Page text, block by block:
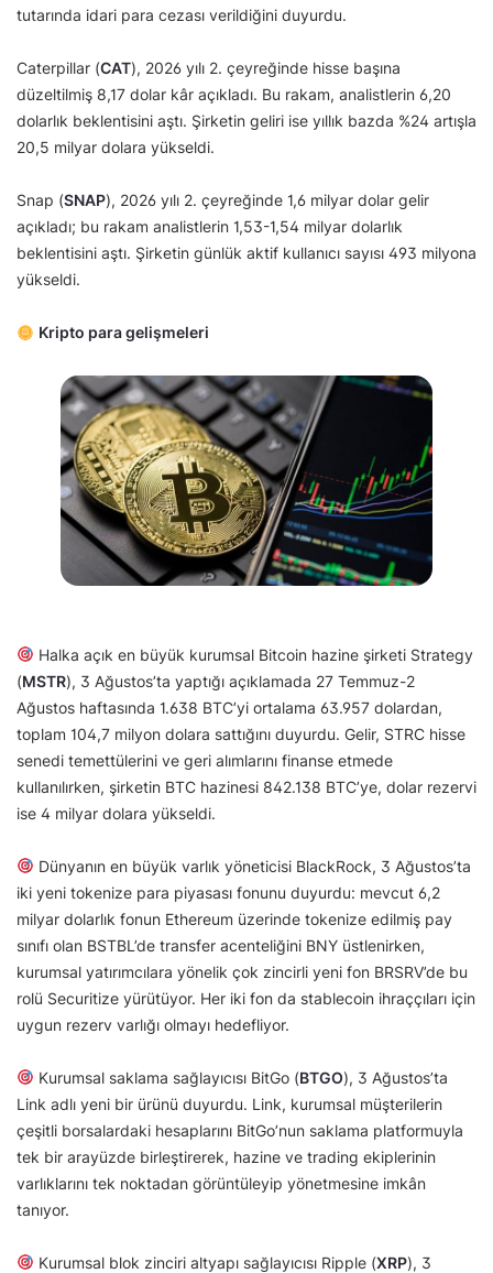
tutarında idari para cezası verildiğini duyurdu.
Caterpillar (CAT), 2026 yılı 2. çeyreğinde hisse başına
düzeltilmiş 8,17 dolar kâr açıkladı. Bu rakam, analistlerin 6,20
dolarlık beklentisini aştı. Şirketin geliri ise yıllık bazda %24 artışla
20,5 milyar dolara yükseldi.
Snap (SNAP), 2026 yılı 2. çeyreğinde 1,6 milyar dolar gelir
açıkladı; bu rakam analistlerin 1,53-1,54 milyar dolarlık
beklentisini aştı. Şirketin günlük aktif kullanıcı sayısı 493 milyona
yükseldi.
Kripto para gelişmeleri
Halka açık en büyük kurumsal Bitcoin hazine şirketi Strategy
(MSTR), 3 Ağustos’ta yaptığı açıklamada 27 Temmuz-2
Ağustos haftasında 1.638 BTC’yi ortalama 63.957 dolardan,
toplam 104,7 milyon dolara sattığını duyurdu. Gelir, STRC hisse
senedi temettülerini ve geri alımlarını finanse etmede
kullanılırken, şirketin BTC hazinesi 842.138 BTC’ye, dolar rezervi
ise 4 milyar dolara yükseldi.
Dünyanın en büyük varlık yöneticisi BlackRock, 3 Ağustos’ta
iki yeni tokenize para piyasası fonunu duyurdu: mevcut 6,2
milyar dolarlık fonun Ethereum üzerinde tokenize edilmiş pay
sınıfı olan BSTBL’de transfer acenteliğini BNY üstlenirken,
kurumsal yatırımcılara yönelik çok zincirli yeni fon BRSRV’de bu
rolü Securitize yürütüyor. Her iki fon da stablecoin ihraççıları için
uygun rezerv varlığı olmayı hedefliyor.
Kurumsal saklama sağlayıcısı BitGo (BTGO), 3 Ağustos’ta
Link adlı yeni bir ürünü duyurdu. Link, kurumsal müşterilerin
çeşitli borsalardaki hesaplarını BitGo’nun saklama platformuyla
tek bir arayüzde birleştirerek, hazine ve trading ekiplerinin
varlıklarını tek noktadan görüntüleyip yönetmesine imkân
tanıyor.
Kurumsal blok zinciri altyapı sağlayıcısı Ripple (XRP), 3